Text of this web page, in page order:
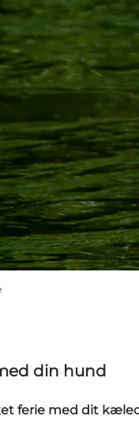
din hund
ferie med dit